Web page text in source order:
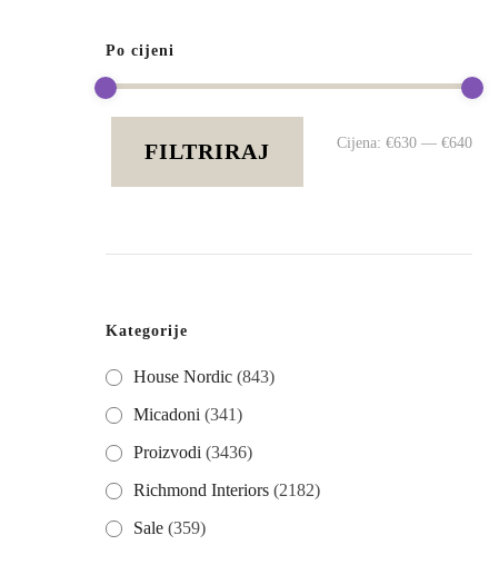
Po cijeni
FILTRIRAJ Cijena: €630 — €640
Kategorije
House Nordic (843)
Micadoni (341)
Proizvodi (3436)
Richmond Interiors (2182)
Sale (359)